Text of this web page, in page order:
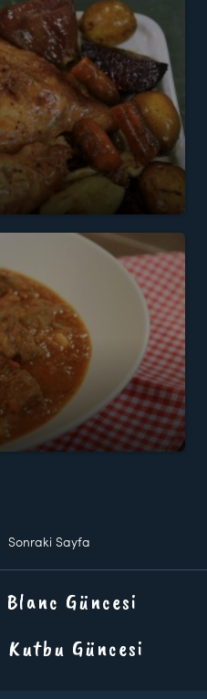
Sonraki Sayfa
Güncesi
Kutbu Güncesi